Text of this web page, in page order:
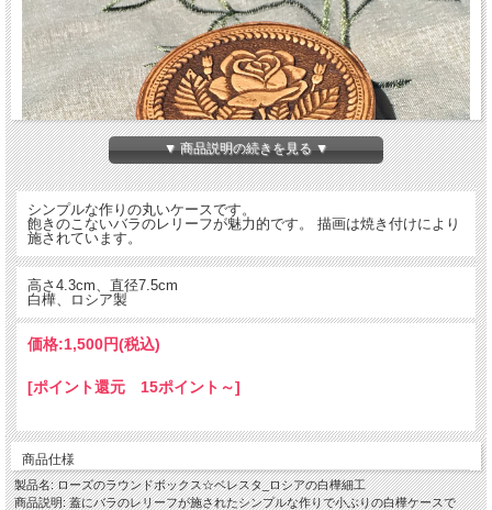
蓋にバラのレリーフが施された小ぶりの白樺ケースです。
▼ 商品説明の続きを見る ▼
シンプルな作りの丸いケースです。
飽きのこないバラのレリーフが魅力的です。 描画は焼き付けにより
施されています。
高さ4.3cm、直径7.5cm
白樺、ロシア製
価格:1,500円(税込)
[ポイント還元 15ポイント～]
商品仕様
製品名: ローズのラウンドボックス☆ベレスタ_ロシアの白樺細工
商品説明: 蓋にバラのレリーフが施されたシンプルな作りで小ぶりの白樺ケースで